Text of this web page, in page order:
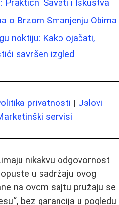
Praktični Saveti i Iskustva
o Brzom Smanjenju Obima
noktiju: Kako ojačati,
savršen izgled
privatnosti | Uslovi
servisi
nikakvu odgovornost
u sadržaju ovog
na ovom sajtu pružaju se
bez garancija u pogledu